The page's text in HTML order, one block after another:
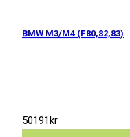
BMW M3/M4 (F80,82,83)
50191kr